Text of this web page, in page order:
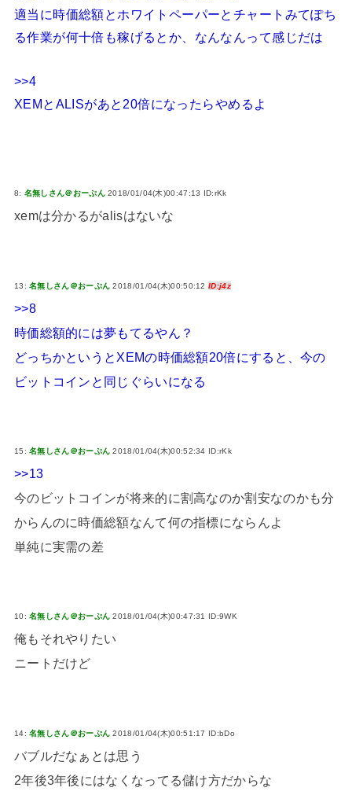
適当に時価総額とホワイトペーパーとチャートみてぽち
る作業が何十倍も稼げるとか、なんなんって感じだは
>>4
XEMとALISがあと20倍になったらやめるよ
8: 名無しさん＠おーぷん2018/01/04(木)00:47:13 ID:rKk
xemは分かるがalisはないな
13:名無しさん＠おーぷん 2018/01/04(木)00:50:12ID:j4z
>>8
時価総額的には夢もてるやん？
どっちかというとXEMの時価総額20倍にすると、今の
ビットコインと同じぐらいになる
15:名無しさん＠おーぷん 2018/01/04(木)00:52:34 ID:rKk
>>13
今のビットコインが将来的に割高なのか割安なのかも分
からんのに時価総額なんて何の指標にならんよ
単純に実需の差
10:名無しさん＠おーぷん 2018/01/04(木)00:47:31 ID:9WK
俺もそれやりたい
ニートだけど
14:名無しさん＠おーぷん 2018/01/04(木)00:51:17 ID:bDo
バブルだなぁとは思う
2年後3年後にはなくなってる儲け方だからな